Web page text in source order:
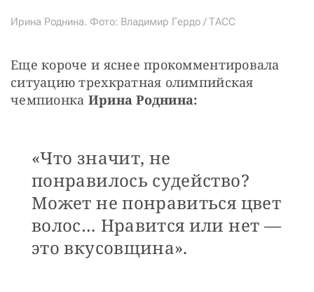
Ирина Роднина. Фото: Владимир Гердо / ТАСС
Еще короче и яснее прокомментировала
ситуацию трехкратная олимпийская
чемпионка Ирина Роднина:
«Что значит, не
понравилось судейство?
Может не понравиться цвет
волос… Нравится или нет —
это вкусовщина».